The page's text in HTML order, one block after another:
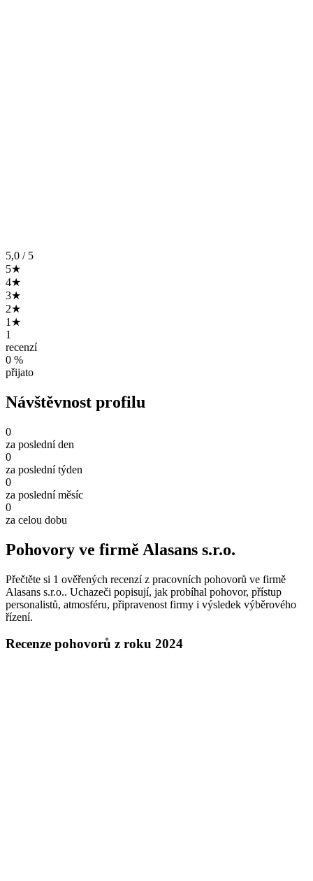
5,0 / 5
5★
4★
3★
2★
1★
1
recenzí
0 %
přijato
Návštěvnost profilu
0
za poslední den
0
za poslední týden
0
za poslední měsíc
0
za celou dobu
Pohovory ve firmě Alasans s.r.o.
Přečtěte si 1 ověřených recenzí z pracovních pohovorů ve firmě
Alasans s.r.o.. Uchazeči popisují, jak probíhal pohovor, přístup
personalistů, atmosféru, připravenost firmy i výsledek výběrového
řízení.
Recenze pohovorů z roku 2024